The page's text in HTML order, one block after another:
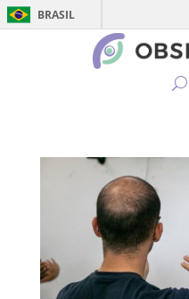
BRASIL